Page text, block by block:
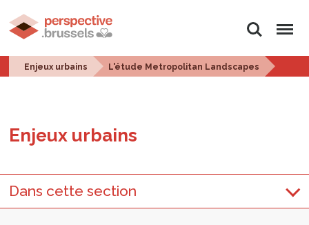
Rechercher
Menu
Enjeux urbains L'étude Metropolitan Landscapes
Enjeux urbains
Dans cette section